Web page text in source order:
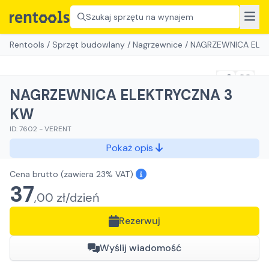
Szukaj sprzętu na wynajem
Rentools / Sprzęt budowlany / Nagrzewnice / NAGRZEWNICA
NAGRZEWNICA ELEKTRYCZNA 3
KW
ID:7602 -VERENT
Pokaż opis
Cena brutto (zawiera 23% VAT)
37,00 zł/dzień
Rezerwuj
Wyślij wiadomość